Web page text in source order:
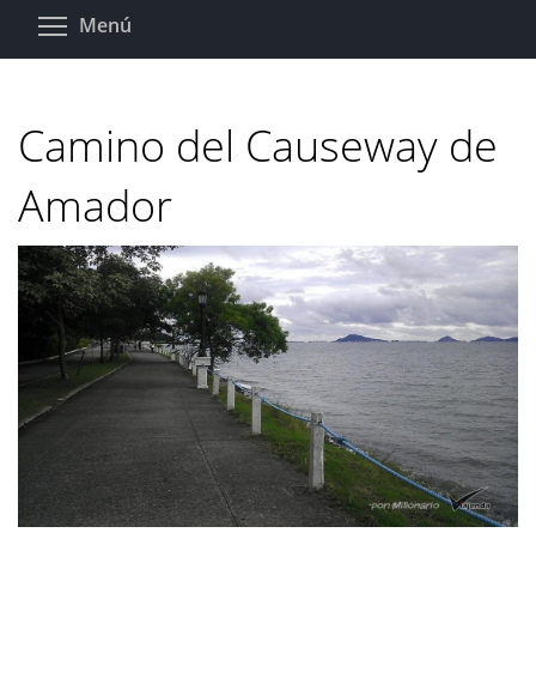
Pasar
Menú
Camino del Causeway de
Amador